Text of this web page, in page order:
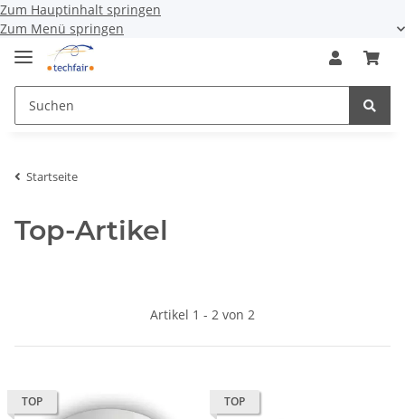
Zum Hauptinhalt springen
Zum Menü springen
Startseite
Top-Artikel
Artikel 1 - 2 von 2
TOP TOP